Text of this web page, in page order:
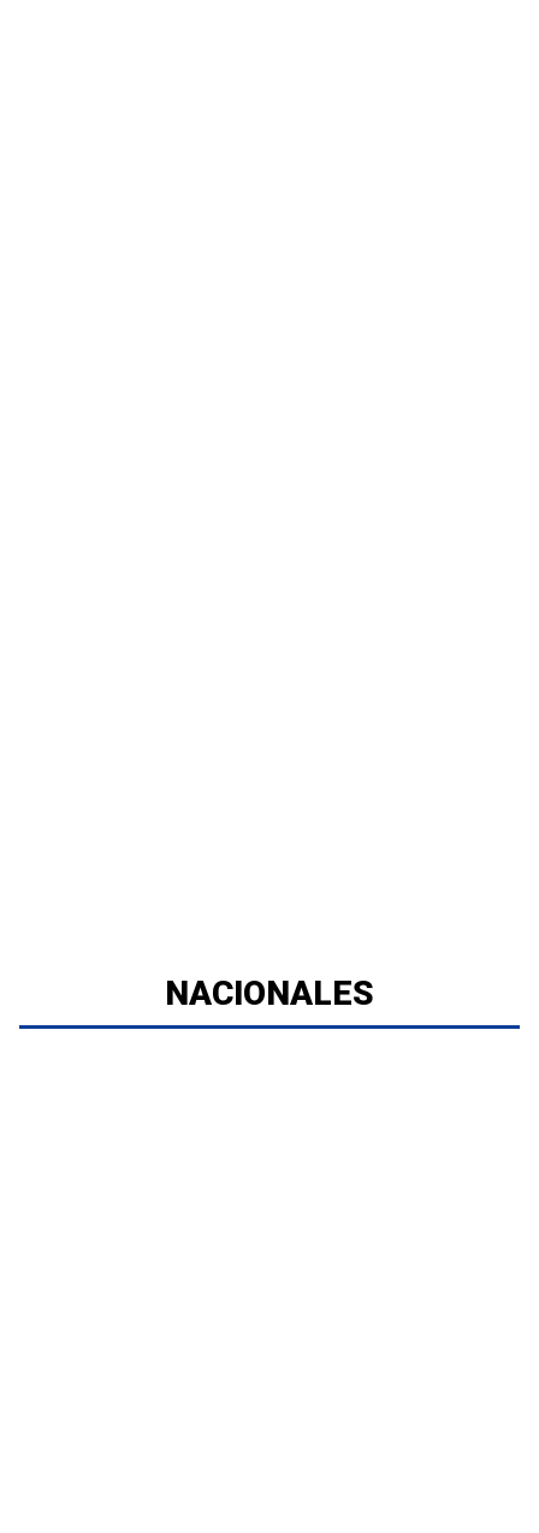
NACIONALES